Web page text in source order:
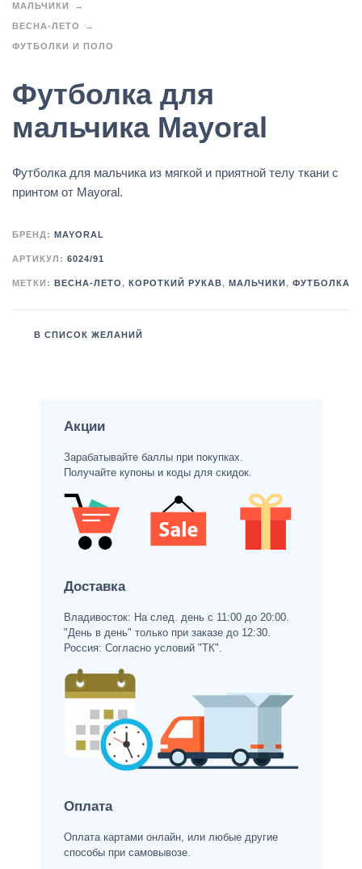
МАЛЬЧИКИ
ВЕСНА-ЛЕТО
ФУТБОЛКИ И ПОЛО
Футболка для
мальчика Mayoral
Футболка для мальчика из мягкой и приятной телу ткани с
принтом от Mayoral.
БРЕНД: MAYORAL
АРТИКУЛ: 6024/91
МЕТКИ: ВЕСНА-ЛЕТО, КОРОТКИЙ РУКАВ, МАЛЬЧИКИ , ФУТБОЛКА
В СПИСОК ЖЕЛАНИЙ
Акции
Зарабатывайте баллы при покупках.
Получайте купоны и коды для скидок.
Доставка
Владивосток: На след. день с 11:00 до 20:00.
"День в день" только при заказе до 12:30.
Россия: Согласно условий "ТК".
Оплата
Оплата картами онлайн, или любые другие
способы при самовывозе.